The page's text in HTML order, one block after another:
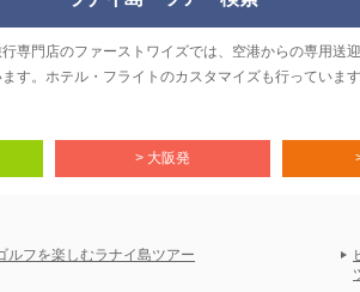
専門店のファーストワイズでは、空港からの専用送
す。ホテル・フライトのカスタマイズも行っていま
> 大阪発
ルフを楽しむラナイ島ツアー